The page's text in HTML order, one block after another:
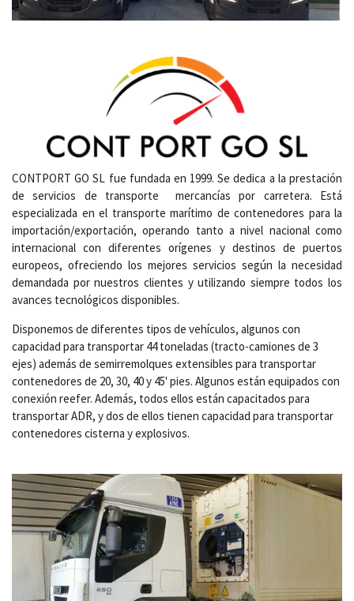
CONTPORT GO SL fue fundada en 1999. Se dedica a la prestación
de servicios de transporte mercancías por carretera. Está
especializada en el transporte marítimo de contenedores para la
importación/exportación, operando tanto a nivel nacional como
internacional con diferentes orígenes y destinos de puertos
europeos, ofreciendo los mejores servicios según la necesidad
demandada por nuestros clientes y utilizando siempre todos los
avances tecnológicos disponibles.
Disponemos de diferentes tipos de vehículos, algunos con
capacidad para transportar 44 toneladas (tracto-camiones de 3
ejes) además de semirremolques extensibles para transportar
contenedores de 20, 30, 40 y 45' pies. Algunos están equipados con
conexión reefer. Además, todos ellos están capacitados para
transportar ADR, y dos de ellos tienen capacidad para transportar
contenedores cisterna y explosivos.